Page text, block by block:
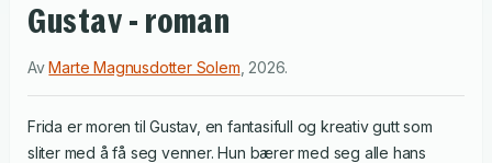
Gustav - roman
AvMarte Magnusdotter Solem 2026.
Frida er moren til Gustav, en fantasifull og kreativ gutt som
sliter med å få seg venner. Hun bærer med seg alle hans